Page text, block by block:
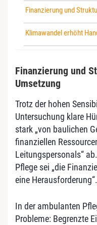
Finanzierung und
Klimawandel erhöht
Finanzierung und
Umsetzung
Trotz der hohen
Untersuchung klare
stark „von baulichen
finanziellen
Leitungspersonals“
Pflege sei „die
eine Herausforderung“.
In der ambulanten
Probleme: Begrenzte